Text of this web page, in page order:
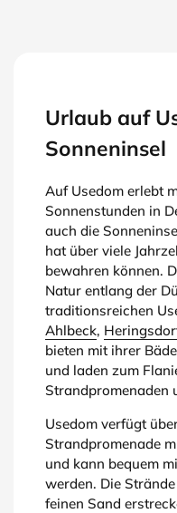
Urlaub auf
Sonneninsel
Auf Usedom erlebt
Sonnenstunden in
auch die
hat über viele
bewahren können.
Natur entlang der
traditionsreichen
Ahlbeck,
bieten mit ihrer
und laden zum
Strandpromenaden
Usedom verfügt
Strandpromenade
und kann bequem
werden. Die
feinen Sand